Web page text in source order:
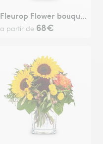
Fleurop Flower bouquet 'Little Princess'
a partir de 68€